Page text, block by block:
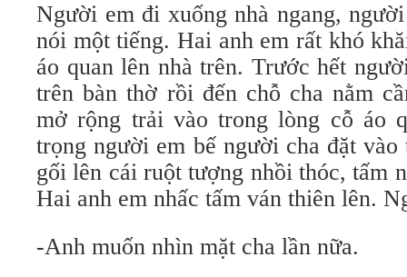
Người em đi xuống nhà ngang,
nói một tiếng. Hai anh em rất khó
áo quan lên nhà trên. Trước hết
trên bàn thờ rồi đến chỗ cha nằm
mở rộng trải vào trong lòng cỗ áo
trọng người em bế người cha đặt vào
gối lên cái ruột tượng nhồi thóc, tấm
Hai anh em nhấc tấm ván thiên lên.
-Anh muốn nhìn mặt cha lần nữa.